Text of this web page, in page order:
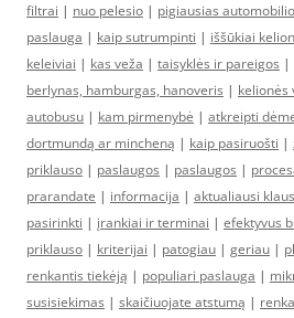
filtrai | nuo pelesio | pigiausias
paslauga | kaip sutrumpinti | iššūkiai
keleiviai | kas veža | taisyklės ir pareigos |
berlynas, hamburgas, hanoveris | kelionės
autobusu | kam pirmenybė | atkreipti
dortmundą ar mincheną | kaip pasiruošti |
priklauso | paslaugos | paslaugos |
prarandate | informacija | aktualiausi
pasirinkti | įrankiai ir terminai | efektyvus
priklauso | kriterijai | patogiau | geriau |
renkantis tiekėją | populiari paslauga |
susisiekimas | skaičiuojate atstumą |